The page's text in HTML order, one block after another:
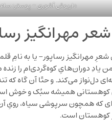
داریوش آشوری – پوستر:
مهرانگيز
مهرانگيز رساپور- يا به نامِ
دوران‌هایِ کوه‌گردی‌ام را
دل‌نواز می‌کند. و حتّا آن گاه که
هميشه سبُک و خوش
همچون سرپوشی سياه، رویِ آن
کوهستان است.